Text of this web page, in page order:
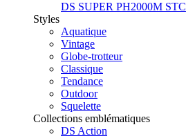
DS SUPER PH2000M STC
Styles
Aquatique
Vintage
Globe-trotteur
Classique
Tendance
Outdoor
Squelette
Collections emblématiques
DS Action